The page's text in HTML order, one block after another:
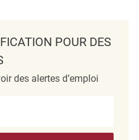
POUR DES
des alertes d’emploi